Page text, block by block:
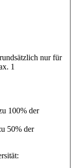
nur für
1
100% der
50% der